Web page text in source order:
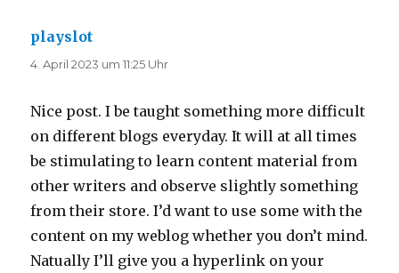
playslot
4. April 2023 um 11:25 Uhr
Nice post. I be taught something more difficult
on different blogs everyday. It will at all times
be stimulating to learn content material from
other writers and observe slightly something
from their store. I’d want to use some with the
content on my weblog whether you don’t mind.
Natually I’ll give you a hyperlink on your